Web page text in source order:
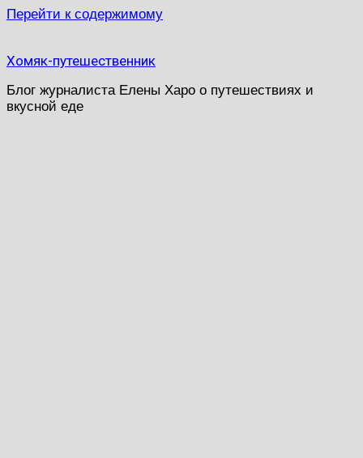
Перейти к содержимому
Хомяк-путешественник
Блог журналиста Елены Харо о путешествиях и
вкусной еде